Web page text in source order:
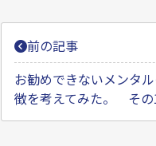
投
稿
ナ
ビ
前の記事
お勧めできないメンタ
徴を考えてみた。 その